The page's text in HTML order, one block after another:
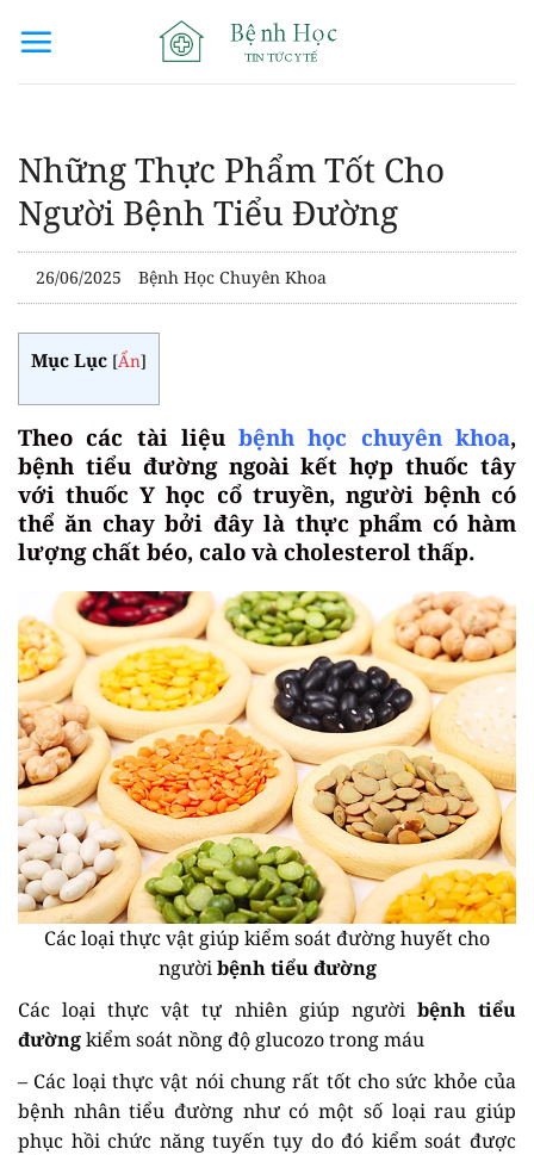
qua
Những Thực Phẩm Tốt Cho
Người Bệnh Tiểu Đường
26/06/2025 Bệnh Học Chuyên Khoa
Mục Lục [Ẩn]
Theo các tài liệubệnh học chuyên khoa,
bệnh tiểu đường ngoài kết hợp thuốc tây
với thuốc Y học cổ truyền, người bệnh có
thể ăn chay bởi đây là thực phẩm có hàm
lượng chất béo, calo và cholesterol thấp.
Các loại thực vật giúp kiểm soát đường huyết cho
ngườibệnh tiểu đường
Các loại thực vật tự nhiên giúp người bệnh tiểu
đườngkiểm soát nồng độ glucozo trong máu
– Các loại thực vật nói chung rất tốt cho sức khỏe của
bệnh nhân tiểu đường như có một số loại rau giúp
phục hồi chức năng tuyến tụy do đó kiểm soát được